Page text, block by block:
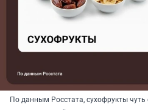
По данным Росстата, сухофрукты чуть